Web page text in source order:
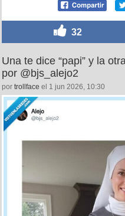
32
Una te dice “papi” y la
por @bjs_alejo2
por trollface el 1 jun 2026, 10:30